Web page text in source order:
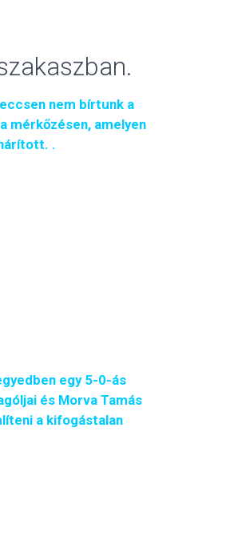
nem bírtunk a
mérkőzésen, amelyen
.
egy 5-0-ás
és Morva Tamás
a kifogástalan